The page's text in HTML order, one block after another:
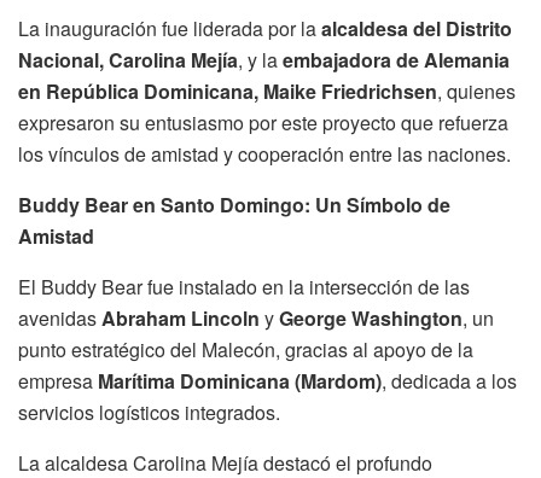
La inauguración fue liderada por laalcaldesa del Distrito
Nacional, Carolina Mejía, y laembajadora de Alemania
en República Dominicana, Maike Friedrichsen, quienes
expresaron su entusiasmo por este proyecto que refuerza
los vínculos de amistad y cooperación entre las naciones.
Buddy Bear en Santo Domingo: Un Símbolo de
Amistad
El Buddy Bear fue instalado en la intersección de las
avenidasAbraham Lincoln yGeorge Washington, un
punto estratégico del Malecón, gracias al apoyo de la
empresa Marítima Dominicana (Mardom), dedicada a los
servicios logísticos integrados.
La alcaldesa Carolina Mejía destacó el profundo